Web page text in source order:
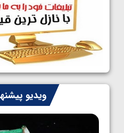
کشتی آزاد نوجوانان جهان؛ رقبای
ایران مشخص شدند
1405/05/08
کشتی فرنگی نوجوانان جهان؛
سوم برای ایران
1405/05/07
ایران چشم به راه چهار مدال در
کشتی فرنگی نوجوانان جهان
1405/05/06
ویدیو